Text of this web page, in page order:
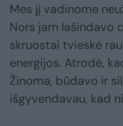
Mes jį vadinome
Nors jam lašindavo
skruostai tvieskė
energijos. Atrodė,
Žinoma, būdavo ir
išgyvendavau, kad